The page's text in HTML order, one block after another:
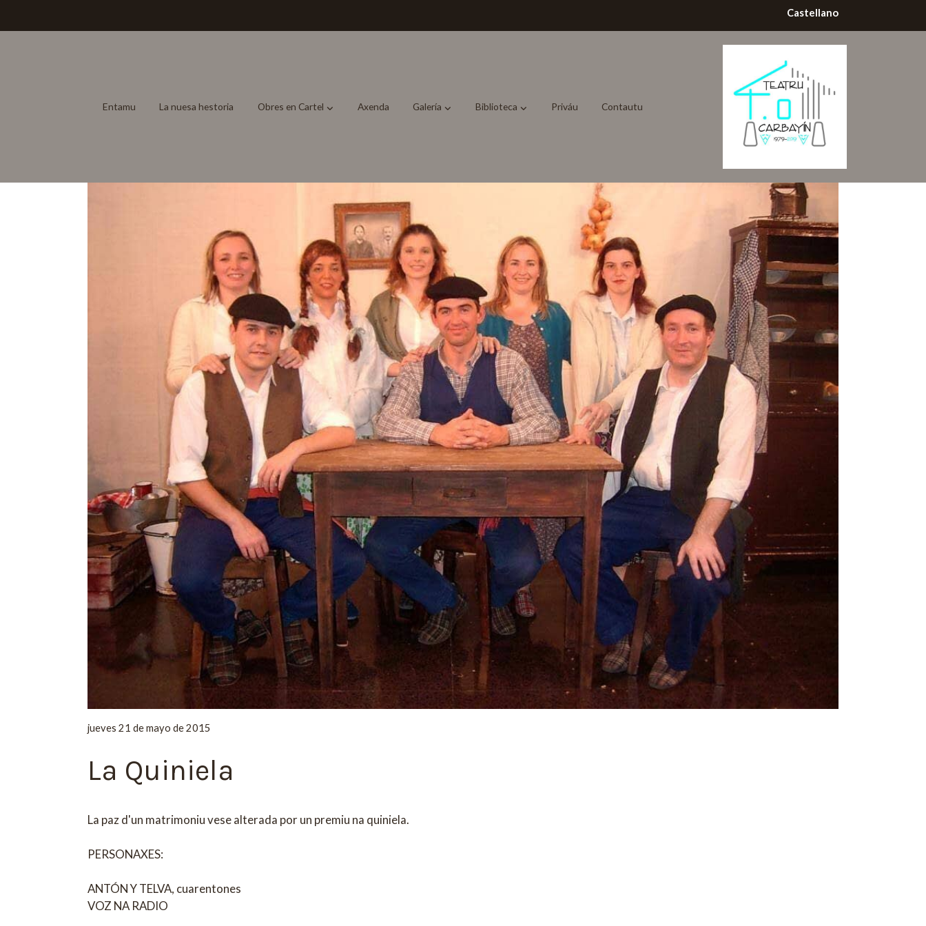
Castellano
Entamu La nuesa hestoria Obres en Cartel Axenda Galería Biblioteca Priváu Contautu
jueves 21 de mayo de 2015
La Quiniela
La paz d'un matrimoniu vese alterada por un premiu na quiniela.
PERSONAXES:
ANTÓN Y TELVA, cuarentones
VOZ NA RADIO